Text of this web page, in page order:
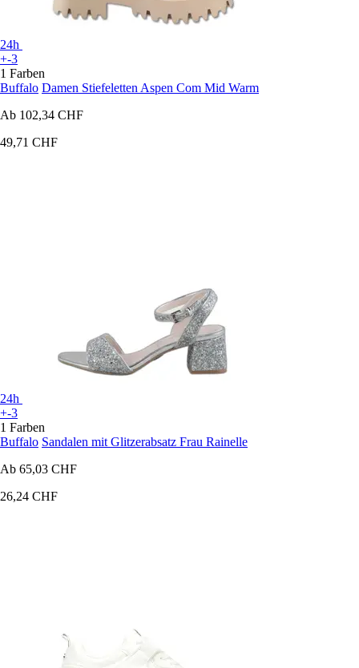
24h
+-3
1 Farben
Buffalo Damen Stiefeletten Aspen Com Mid Warm
Ab 102,34 CHF
49,71 CHF
24h
+-3
1 Farben
Buffalo Sandalen mit Glitzerabsatz Frau Rainelle
Ab 65,03 CHF
26,24 CHF